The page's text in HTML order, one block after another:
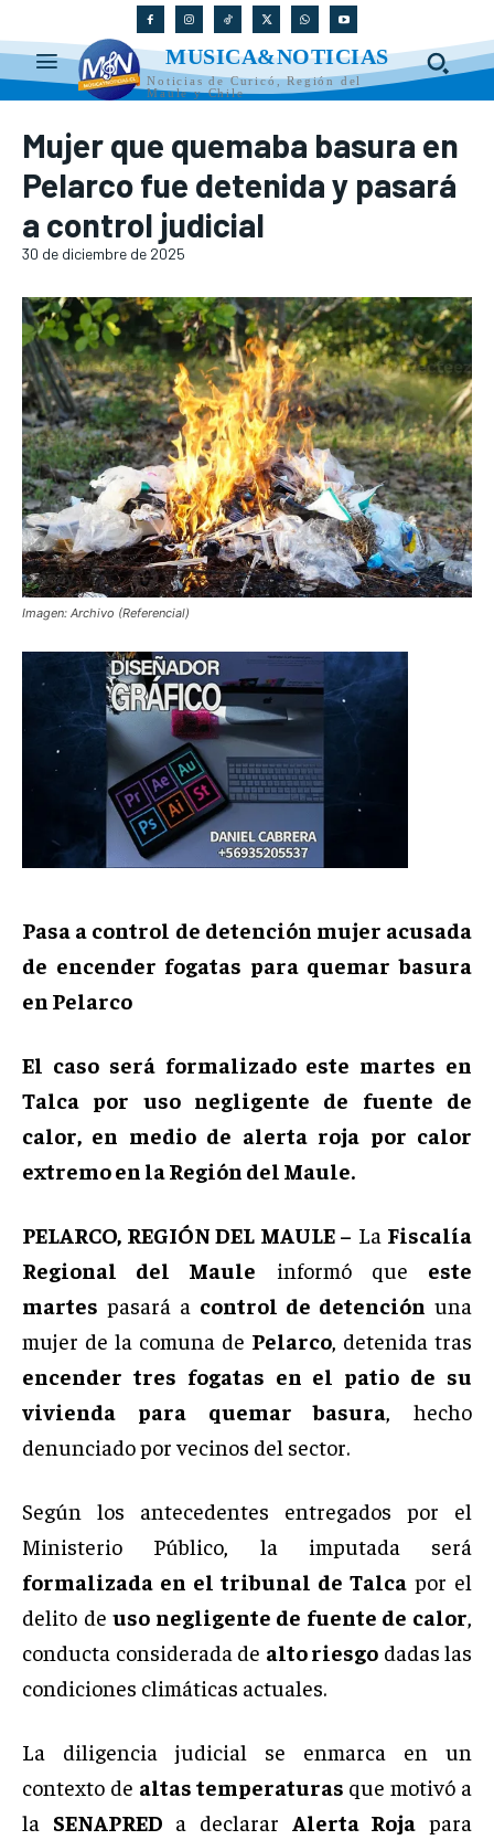
MUSICA&NOTICIAS
Noticias de Curicó, Región del
Maule y Chile
Mujer que quemaba basura en
Pelarco fue detenida y pasará
a control judicial
30 de diciembre de 2025
Imagen: Archivo (Referencial)
Pasa a control de detención mujer acusada
de encender fogatas para quemar basura
en Pelarco
El caso será formalizado este martes en
Talca por uso negligente de fuente de
calor, en medio de alerta roja por calor
extremo en la Región del Maule.
PELARCO, REGIÓN DEL MAULE – La Fiscalía
Regional del Maule informó que este
martes pasará a control de detención una
mujer de la comuna de Pelarco, detenida tras
encender tres fogatas en el patio de su
vivienda para quemar basura, hecho
denunciado por vecinos del sector.
Según los antecedentes entregados por el
Ministerio Público, la imputada será
formalizada en el tribunal de Talca por el
delito deuso negligente de fuente de calor,
conducta considerada de alto riesgo dadas las
condiciones climáticas actuales.
La diligencia judicial se enmarca en un
contexto de altas temperaturas que motivó a
la SENAPRED a declarar Alerta Roja para